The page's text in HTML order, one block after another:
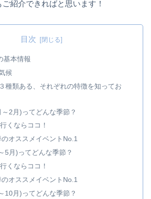
紹介できればと思います！
目次
基本情報
候
種類ある、それぞれの特徴を知ってお
2月)ってどんな季節？
くならココ！
のオススメイベントNo.1
5月)ってどんな季節？
くならココ！
オススメイベントNo.1
10月)ってどんな季節？